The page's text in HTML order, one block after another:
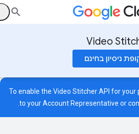
Video
בחינם
To enable the Video Stitcher API for
to your Account Representative